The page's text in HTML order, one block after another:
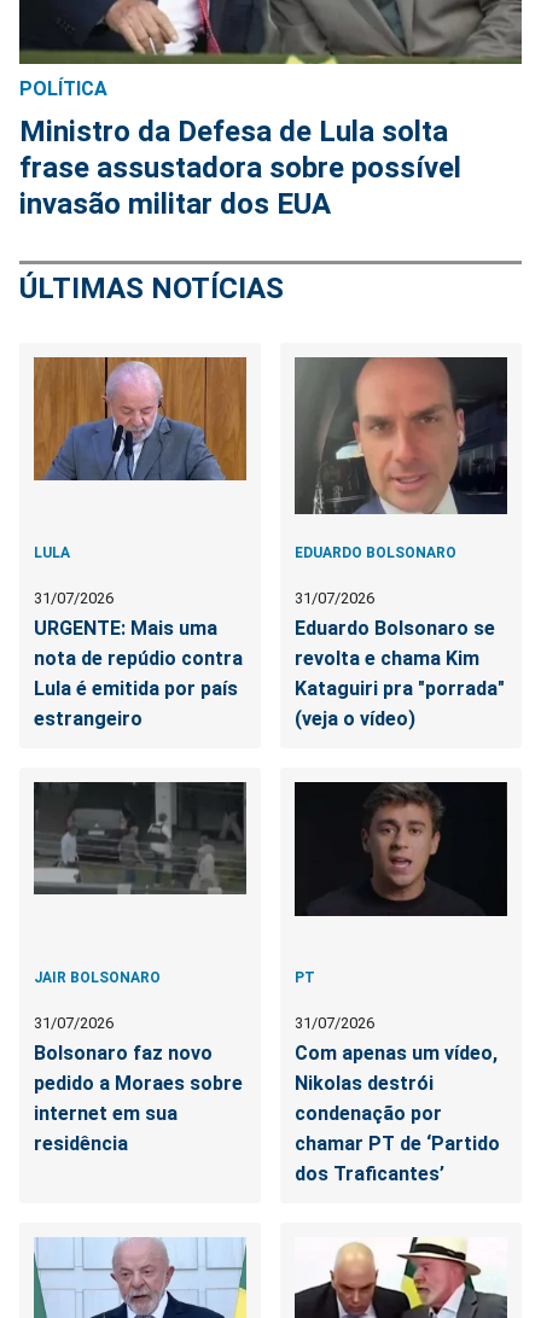
POLÍTICA
Ministro da Defesa de Lula solta
frase assustadora sobre possível
invasão militar dos EUA
ÚLTIMAS NOTÍCIAS
LULA
31/07/2026
URGENTE: Mais uma
nota de repúdio contra
Lula é emitida por país
estrangeiro
EDUARDO BOLSONARO
31/07/2026
Eduardo Bolsonaro se
revolta e chama Kim
Kataguiri pra "porrada"
(veja o vídeo)
JAIR BOLSONARO
31/07/2026
Bolsonaro faz novo
pedido a Moraes sobre
internet em sua
residência
PT
31/07/2026
Com apenas um vídeo,
Nikolas destrói
condenação por
chamar PT de ‘Partido
dos Traficantes’